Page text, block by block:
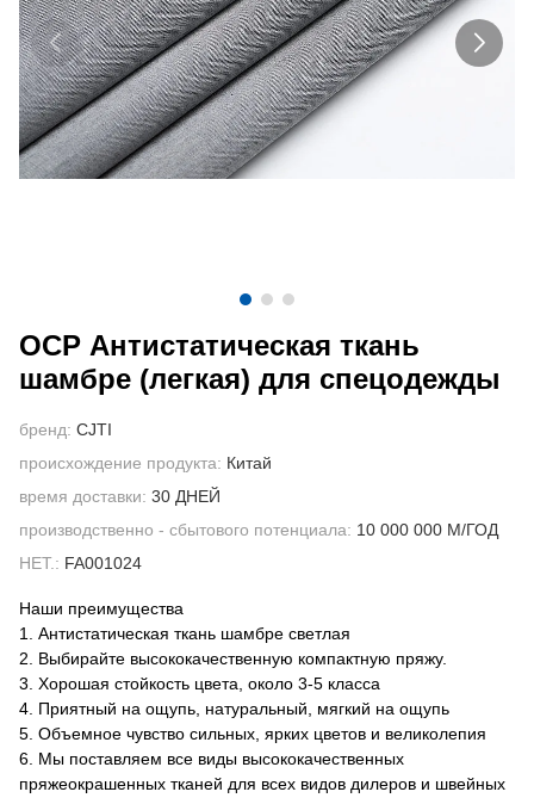
НОВОСТИ
ПРОМЫШЛЕННОСТЬ
СВЯЖИТЕСЬ С НАМИ
ВИДЕО
ОСР Антистатическая ткань
шамбре (легкая) для спецодежды
бренд: CJTI
происхождение продукта: Китай
время доставки: 30 ДНЕЙ
производственно - сбытового потенциала: 10 000 000 М/ГОД
НЕТ.: FA001024
Наши преимущества
1. Антистатическая ткань шамбре светлая
2. Выбирайте высококачественную компактную пряжу.
3. Хорошая стойкость цвета, около 3-5 класса
4. Приятный на ощупь, натуральный, мягкий на ощупь
5. Объемное чувство сильных, ярких цветов и великолепия
6. Мы поставляем все виды высококачественных
пряжеокрашенных тканей для всех видов дилеров и швейных